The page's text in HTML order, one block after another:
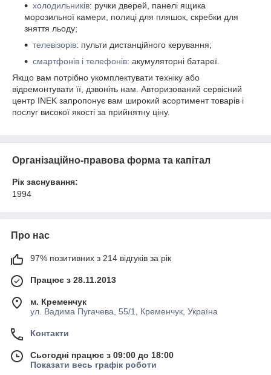
холодильників: ручки дверей, панелі ящика
морозильної камери, полиці для пляшок, скребки для
зняття льоду;
телевізорів: пульти дистанційного керування;
смартфонів і телефонів: акумуляторні батареї.
Якщо вам потрібно укомплектувати техніку або
відремонтувати її, дзвоніть нам. Авторизований сервісний
центр INEK запропонує вам широкий асортимент товарів і
послуг високої якості за прийнятну ціну.
Організаційно-правова форма та капітал
Рік заснування:
1994
Про нас
97% позитивних з 214 відгуків за рік
Працює з 28.11.2013
м. Кременчук
ул. Вадима Пугачева, 55/1, Кременчук, Україна
Контакти
Сьогодні працює з 09:00 до 18:00
Показати весь графік роботи